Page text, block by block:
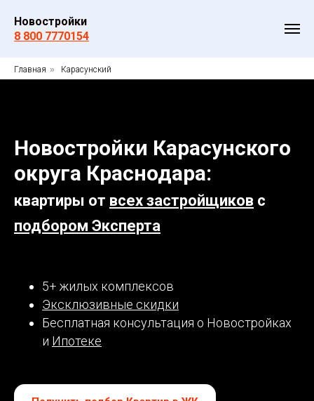
Новостройки
8 800 7770154
Главная » Карасунский
Новостройки Карасунского
округа Краснодара:
квартиры от всех застройщиков с
подбором Эксперта
5+ жилых комплексов
Эксклюзивные скидки
Бесплатная консультация о Новостройках
и Ипотеке